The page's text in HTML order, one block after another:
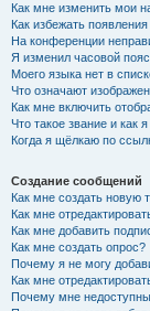
Как мне изменить мои
Как избежать
На конференции
Я изменил часовой
Моего языка нет в
Что означают
Как мне включить
Что такое звание и как
Когда я щёлкаю по
Создание сообщений
Как мне создать новую
Как мне
Как мне добавить
Как мне создать опрос?
Почему я не могу
Как мне
Почему мне